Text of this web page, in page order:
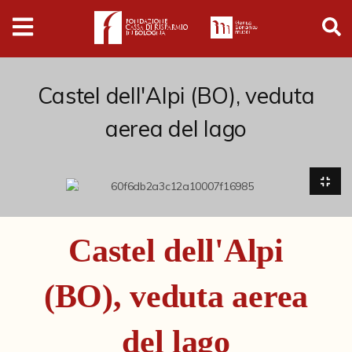
Digital
Humanities
Donazioni
Collezioni
Cataloghi storici
Dipinti
Castel dell'Alpi (BO), veduta
aerea del lago
Castel dell'Alpi
(BO), veduta aerea
del lago